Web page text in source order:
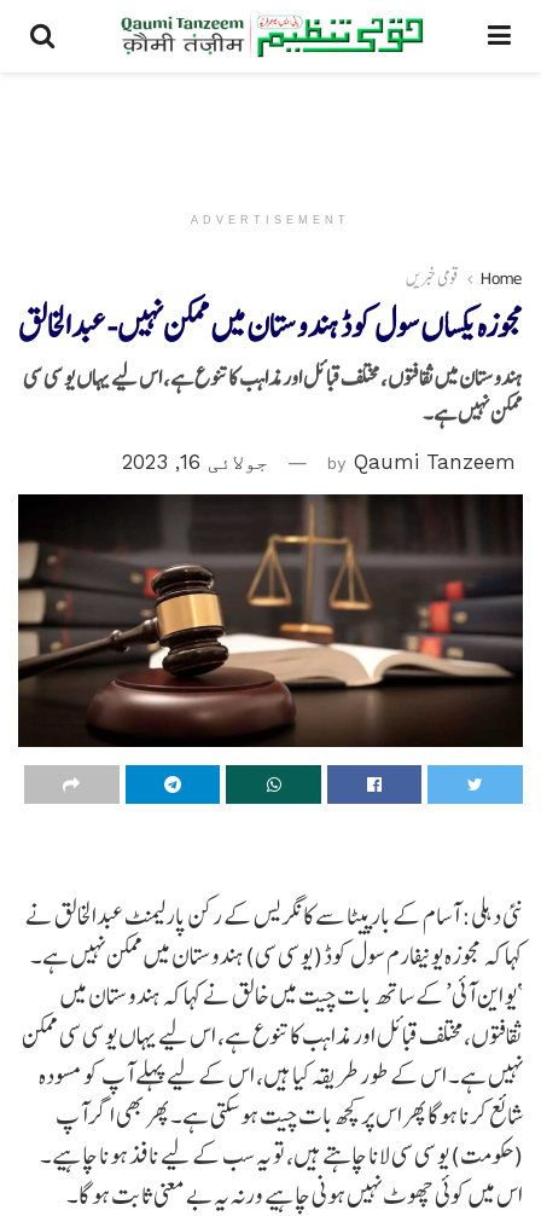
ADVERTISEMENT
Home قومی خبریں
مجوزہ یکساں سول کوڈ ہندوستان میں ممکن نہیں- عبدالخالق
ہندوستان میں ثقافتوں، مختلف قبائل اور مذاہب کا تنوع ہے، اس لیے یہاں یو سی سی
ممکن نہیں ہے۔
by Qaumi Tanzeem جولائی 16, 2023
نئی دہلی: آسام کے بارپیٹا سے کانگریس کے رکن پارلیمنٹ عبدالخالق نے
کہا کہ مجوزہ یونیفارم سول کوڈ (یو سی سی) ہندوستان میں ممکن نہیں ہے۔
‘یو این آئی’ کے ساتھ بات چیت میں خالق نے کہا کہ ہندوستان میں
ثقافتوں، مختلف قبائل اور مذاہب کا تنوع ہے، اس لیے یہاں یو سی سی ممکن
نہیں ہے۔ اس کے طور طریقہ کیا ہیں، اس کے لیے پہلے آپ کو مسودہ
شائع کرنا ہوگا پھر اس پر کچھ بات چیت ہو سکتی ہے۔ پھر بھی اگر آپ
(حکومت) یو سی سی لانا چاہتے ہیں، تو یہ سب کے لیے نافذ ہونا چاہیے۔
اس میں کوئی چھوٹ نہیں ہونی چاہیے ورنہ یہ بے معنی ثابت ہو گا۔